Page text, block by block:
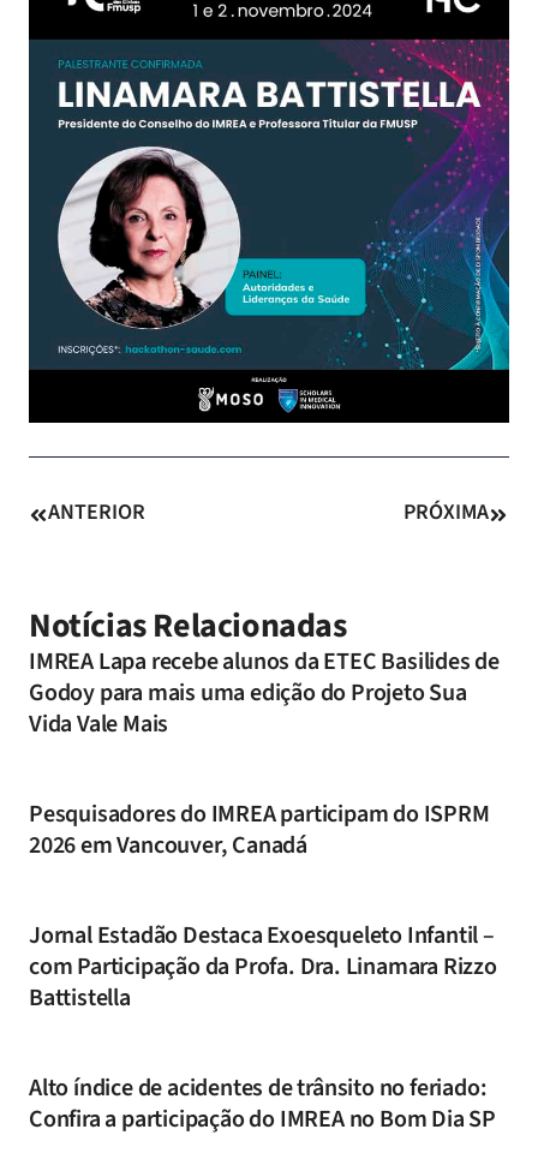
ANTERIOR PRÓXIMA
Notícias Relacionadas
IMREA Lapa recebe alunos da ETEC Basilides de
Godoy para mais uma edição do Projeto Sua
Vida Vale Mais
Pesquisadores do IMREA participam do ISPRM
2026 em Vancouver, Canadá
Jornal Estadão Destaca Exoesqueleto Infantil –
com Participação da Profa. Dra. Linamara Rizzo
Battistella
Alto índice de acidentes de trânsito no feriado:
Confira a participação do IMREA no Bom Dia SP